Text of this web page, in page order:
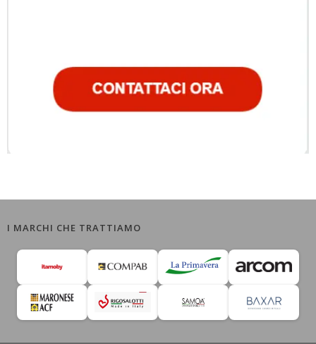
I MARCHI CHE TRATTIAMO